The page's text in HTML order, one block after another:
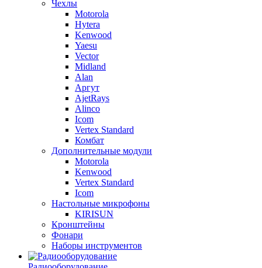
Чехлы
Motorola
Hytera
Kenwood
Yaesu
Vector
Midland
Alan
Аргут
AjetRays
Alinco
Icom
Vertex Standard
Комбат
Дополнительные модули
Motorola
Kenwood
Vertex Standard
Icom
Настольные микрофоны
KIRISUN
Кронштейны
Фонари
Наборы инструментов